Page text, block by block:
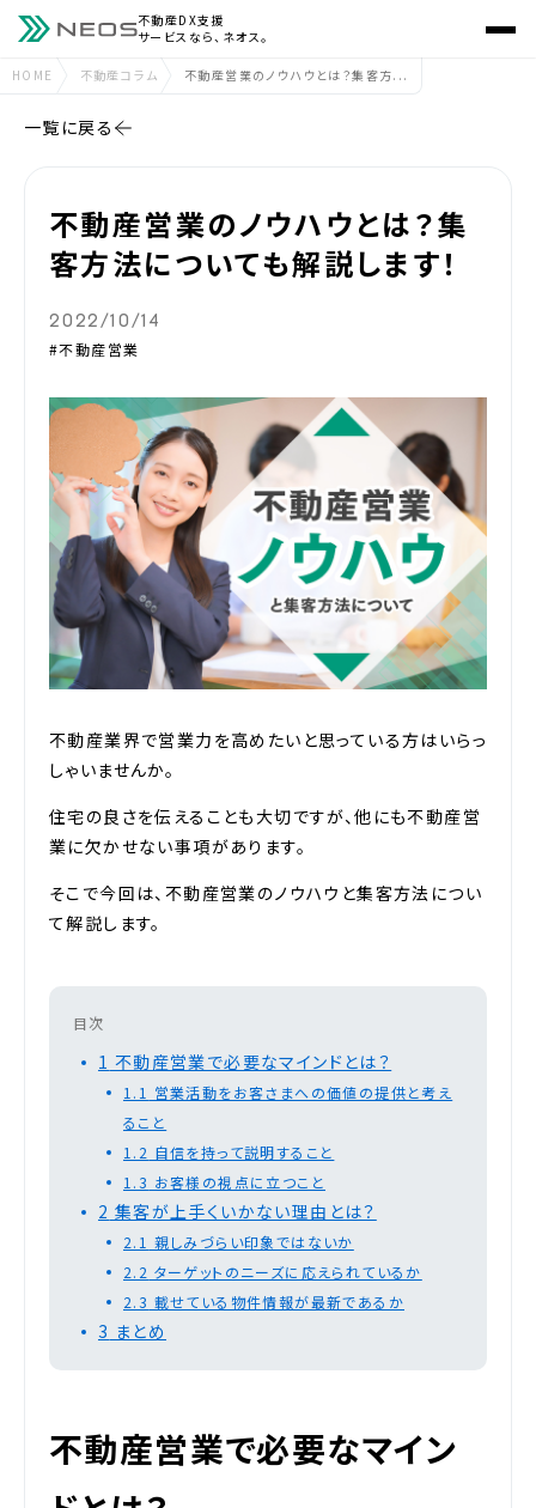
不動産DX支援
サービスなら、ネオス。
HOME 不動産コラム 不動産営業のノウハウとは？集客方...
一覧に戻る
不動産営業のノウハウとは？集
客方法についても解説します！
2022/10/14
#不動産営業
不動産業界で営業力を高めたいと思っている方はいらっ
しゃいませんか。
住宅の良さを伝えることも大切ですが、他にも不動産営
業に欠かせない事項があります。
そこで今回は、不動産営業のノウハウと集客方法につい
て解説します。
目次
1 不動産営業で必要なマインドとは？
1.1 営業活動をお客さまへの価値の提供と考え
ること
1.2 自信を持って説明すること
1.3 お客様の視点に立つこと
2 集客が上手くいかない理由とは？
2.1 親しみづらい印象ではないか
2.2 ターゲットのニーズに応えられているか
2.3 載せている物件情報が最新であるか
3 まとめ
不動産営業で必要なマイン